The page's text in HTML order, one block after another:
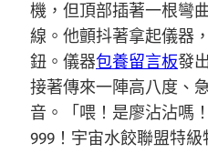
機，但頂部插著一根彎
線。他顫抖著拿起儀器
鈕。儀器包養留言板發
接著傳來一陣高八度、
音。「喂！是廖沾沾嗎
999！宇宙水餃聯盟特